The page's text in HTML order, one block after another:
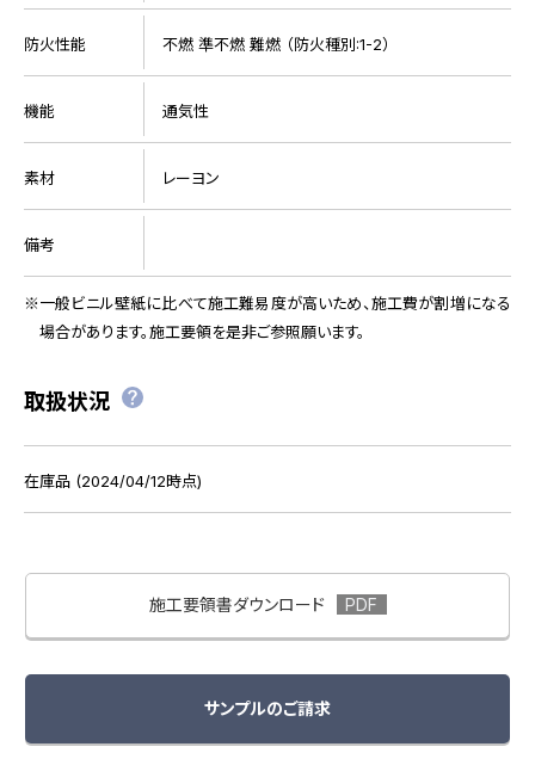
防火性能 不燃 準不燃 難燃 （防火種別:1-2）
機能 通気性
素材 レーヨン
備考
一般ビニル壁紙に比べて施工難易度が高いため、施工費が割増になる
場合があります。施工要領を是非ご参照願います。
取扱状況
在庫品 (2024/04/12時点)
施工要領書ダウンロード
サンプルのご請求